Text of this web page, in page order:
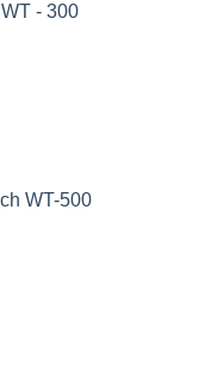
- 300
WT-500